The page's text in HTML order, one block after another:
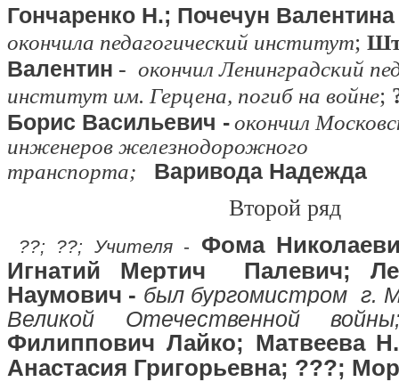
Гончаренко Н.; Почечун
окончила педагогический институт;
Валентин - окончил Ленинградский
институт им. Герцена, погиб на войне;
Борис Васильевич -окончил
инженеров железнодорожного
транспорта;
Варивода Надежда
Второй ряд
??; ??; Учителя- Фома
Игнатий Мертич Палевич;
Наумович - был бургомистром г.
Великой Отечественной
Филиппович Лайко; Матвеева
Анастасия Григорьевна; ???;